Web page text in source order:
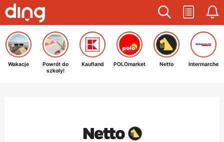
Wakacje
Powrót do
szkoły!
Kaufland POLOmarket Netto Intermarche